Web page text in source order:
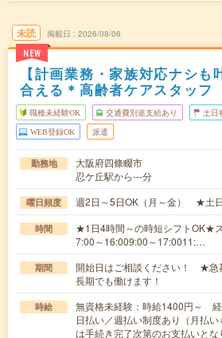
未読
NEW
掲載日 2026/08/06
【計画業務・家族対応ナシも
合える＊高齢者ケアスタッフ
職種未経験OK 交通費別途支給あり 土日
WEB登録OK 派遣
勤務地
大阪府四條畷市
忍ケ丘駅から---分
曜日頻度 週2日～5日OK（月～金） ★土
時間
★1日4時間～の時短シフトOK★
7:00～16:009:00～17:0011:…
期間
開始日はご相談ください！ ★急
長期でも働けます！
時給
無資格未経験：時給1400円～
日払い／週払い制度あり（月払
は手続き完了次第のお支払いとな